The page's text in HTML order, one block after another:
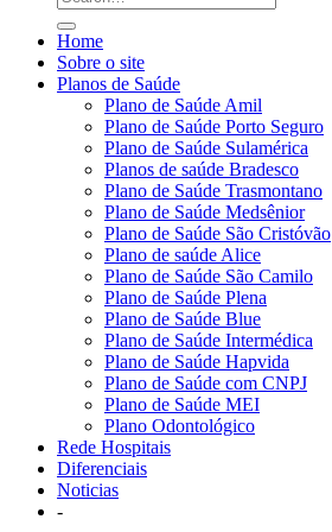
Home
Sobre o site
Planos de Saúde
Plano de Saúde Amil
Plano de Saúde Porto Seguro
Plano de Saúde Sulamérica
Planos de saúde Bradesco
Plano de Saúde Trasmontano
Plano de Saúde Medsênior
Plano de Saúde São Cristóvão
Plano de saúde Alice
Plano de Saúde São Camilo
Plano de Saúde Plena
Plano de Saúde Blue
Plano de Saúde Intermédica
Plano de Saúde Hapvida
Plano de Saúde com CNPJ
Plano de Saúde MEI
Plano Odontológico
Rede Hospitais
Diferenciais
Noticias
-